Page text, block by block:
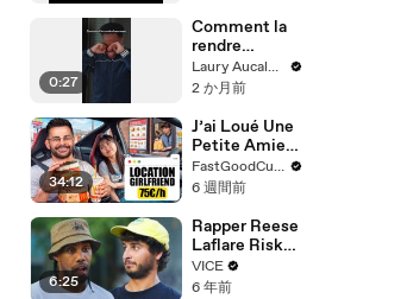
Court
Marriage
Equality Case,
Ask Me
Anything!
0:27
Comment la
rendre
heureuse Laury Aucalme
2 か月前
34:12
J’ai Loué Une
Petite Amie
Au Japon (et
bien Pire...)
FastGoodCuisine
6 週間前
6:25
Rapper Reese
Laflare Risks
His $15,000
Chain in a
VICE
6 年前